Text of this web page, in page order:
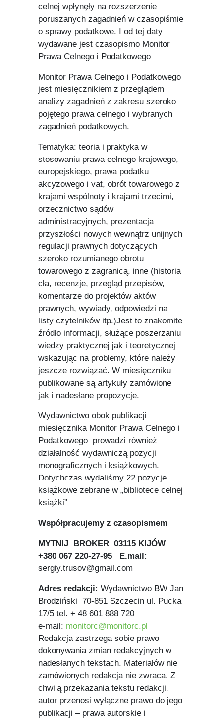
celnej wpłynęły na rozszerzenie
poruszanych zagadnień w czasopiśmie
o sprawy podatkowe. I od tej daty
wydawane jest czasopismo Monitor
Prawa Celnego i Podatkowego
Monitor Prawa Celnego i Podatkowego
jest miesięcznikiem z przeglądem
analizy zagadnień z zakresu szeroko
pojętego prawa celnego i wybranych
zagadnień podatkowych.
Tematyka: teoria i praktyka w
stosowaniu prawa celnego krajowego,
europejskiego, prawa podatku
akcyzowego i vat, obrót towarowego z
krajami wspólnoty i krajami trzecimi,
orzecznictwo sądów
administracyjnych, prezentacja
przyszłości nowych wewnątrz unijnych
regulacji prawnych dotyczących
szeroko rozumianego obrotu
towarowego z zagranicą, inne (historia
cła, recenzje, przegląd przepisów,
komentarze do projektów aktów
prawnych, wywiady, odpowiedzi na
listy czytelników itp.)Jest to znakomite
źródło informacji, służące poszerzaniu
wiedzy praktycznej jak i teoretycznej
wskazując na problemy, które należy
jeszcze rozwiązać. W miesięczniku
publikowane są artykuły zamówione
jak i nadesłane propozycje.
Wydawnictwo obok publikacji
miesięcznika Monitor Prawa Celnego i
Podatkowego prowadzi również
działalność wydawniczą pozycji
monograficznych i książkowych.
Dotychczas wydaliśmy 22 pozycje
książkowe zebrane w „bibliotece celnej
książki”
Współpracujemy z czasopismem
MYTNIJ BROKER 03115 KIJÓW
+380 067 220-27-95
E.mail:
sergiy.trusov@gmail.com
Adres redakcji: Wydawnictwo BW Jan
Brodziński 70-851 Szczecin ul. Pucka
17/5 tel. + 48 601 888 720
e-mail: monitorc@monitorc.pl
Redakcja zastrzega sobie prawo
dokonywania zmian redakcyjnych w
nadesłanych tekstach. Materiałów nie
zamówionych redakcja nie zwraca. Z
chwilą przekazania tekstu redakcji,
autor przenosi wyłączne prawo do jego
publikacji – prawa autorskie i